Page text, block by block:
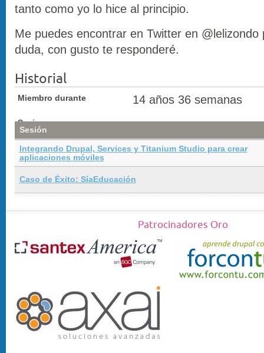
tanto como yo lo hice al principio.
Me puedes encontrar en Twitter en @lelizondo
duda, con gusto te responderé.
Historial
Miembro durante 14 años 36 semanas
Sesiones
Sesión
Integrando Drupal, Services y Titanium Studio para crear
aplicaciones móviles
Caso de Éxito: SíaEducación
Patrocinadores Oro